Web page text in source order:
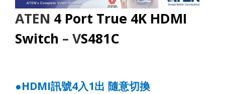
ATEN 4 Port True 4K HDMI
Switch – VS481C
●HDMI訊號4入1出 隨意切換